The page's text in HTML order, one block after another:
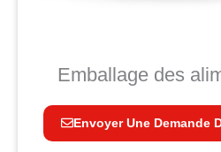
Emballage des
Envoyer Une Demande